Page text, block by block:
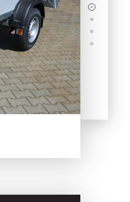
Výpredaj